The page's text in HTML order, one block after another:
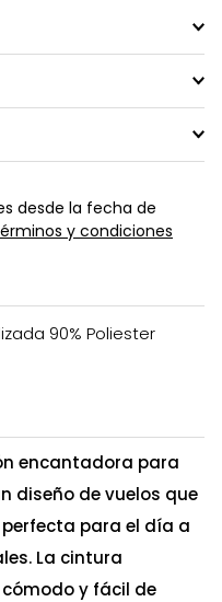
desde la fecha de
y condiciones
90% Poliester
encantadora para
diseño de vuelos que
para el día a
La cintura
y fácil de